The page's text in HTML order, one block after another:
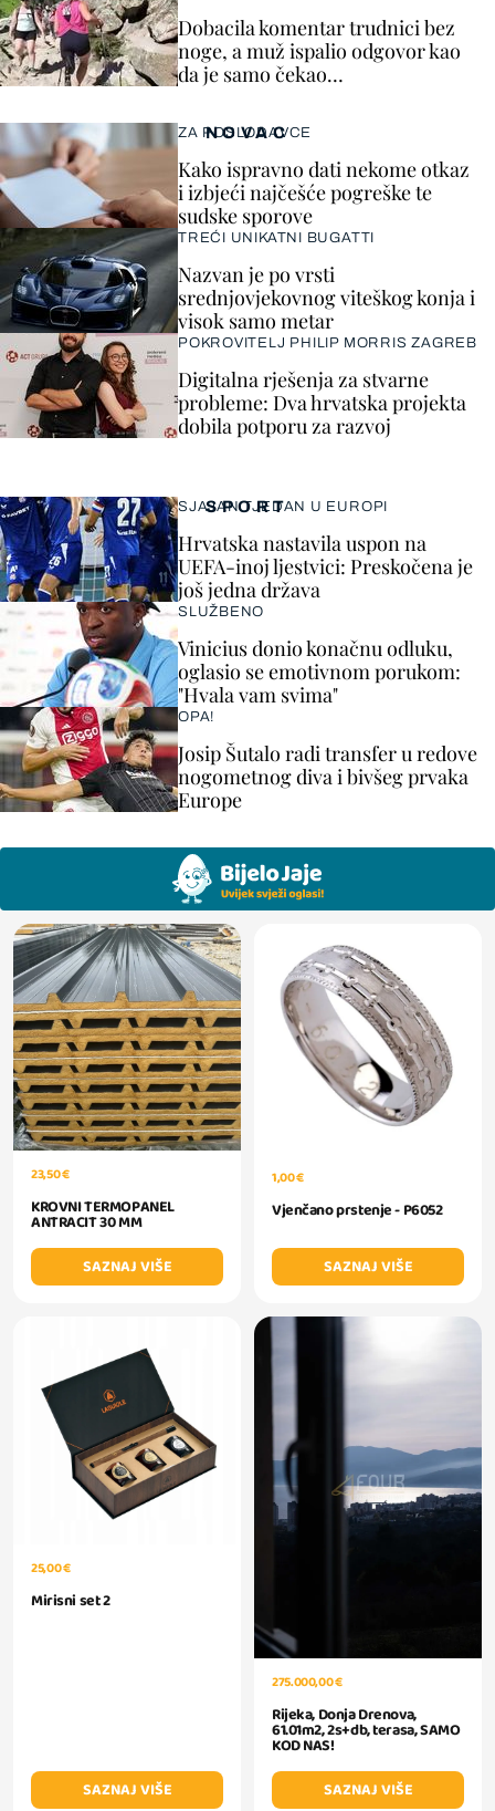
Dobacila komentar trudnici bez
noge, a muž ispalio odgovor kao
da je samo čekao…
SPORT
SJAJAN TJEDAN U EUROPI
Hrvatska nastavila uspon na
UEFA-inoj ljestvici: Preskočena je
još jedna država
SLUŽBENO
Vinicius donio konačnu odluku,
oglasio se emotivnom porukom:
"Hvala vam svima"
OPA!
Josip Šutalo radi transfer u redove
nogometnog diva i bivšeg prvaka
Europe
NOVAC
ZA POSLODAVCE
Kako ispravno dati nekome otkaz
i izbjeći najčešće pogreške te
sudske sporove
TREĆI UNIKATNI BUGATTI
Nazvan je po vrsti
srednjovjekovnog viteškog konja i
visok samo metar
POKROVITELJ PHILIP MORRIS ZAGREB
Digitalna rješenja za stvarne
probleme: Dva hrvatska projekta
dobila potporu za razvoj
23,50 €
KROVNI TERMOPANEL
ANTRACIT 30 MM
SAZNAJ VIŠE
1,00 €
Vjenčano prstenje - P6052
SAZNAJ VIŠE
25,00 €
Mirisni set 2
SAZNAJ VIŠE
275.000,00 €
Rijeka, Donja Drenova,
61.01m2, 2s+db, terasa, SAMO
KOD NAS!
SAZNAJ VIŠE